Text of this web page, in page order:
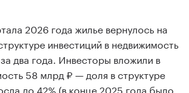
2026 года жилье вернулось на
инвестиций в недвижимость
два года. Инвесторы вложили в
58 млрд ₽ — доля в структуре
до 42% (в конце 2025 года было